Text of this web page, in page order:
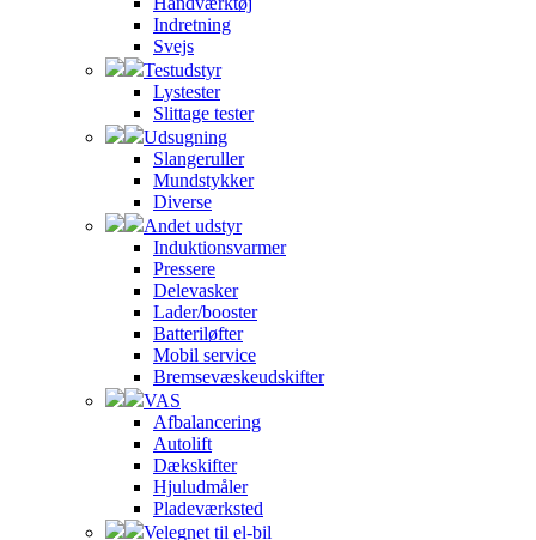
Indretning
Svejs
Testudstyr
Lystester
Slittage tester
Udsugning
Slangeruller
Mundstykker
Diverse
Andet udstyr
Induktionsvarmer
Pressere
Delevasker
Lader/booster
Batteriløfter
Mobil service
Bremsevæskeudskifter
VAS
Afbalancering
Autolift
Dækskifter
Hjuludmåler
Pladeværksted
Velegnet til el-bil